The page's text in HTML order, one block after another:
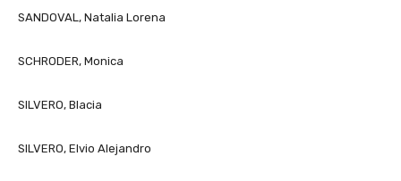
SANDOVAL, Natalia Lorena
SCHRODER, Monica
SILVERO, Blacia
SILVERO, Elvio Alejandro